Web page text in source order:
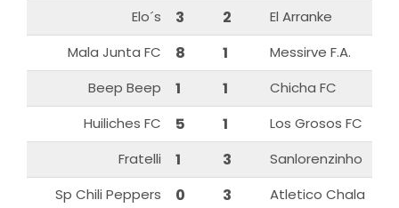
Elo´s
3 2
El Arranke
Mala Junta FC
8 1
Messirve F.A.
Beep Beep
1 1
Chicha FC
Huiliches FC
5 1
Los Grosos FC
Fratelli
1 3
Sanlorenzinho
Sp Chili Peppers
0 3
Atletico Chala